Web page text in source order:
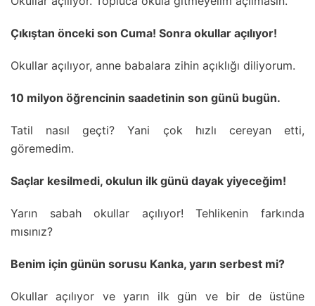
Çıkıştan önceki son Cuma! Sonra okullar açılıyor!
Okullar açılıyor, anne babalara zihin açıklığı diliyorum.
10 milyon öğrencinin saadetinin son günü bugün.
Tatil nasıl geçti? Yani çok hızlı cereyan etti,
göremedim.
Saçlar kesilmedi, okulun ilk günü dayak yiyeceğim!
Yarın sabah okullar açılıyor! Tehlikenin farkında
mısınız?
Benim için günün sorusu Kanka, yarın serbest mi?
Okullar açılıyor ve yarın ilk gün ve bir de üstüne